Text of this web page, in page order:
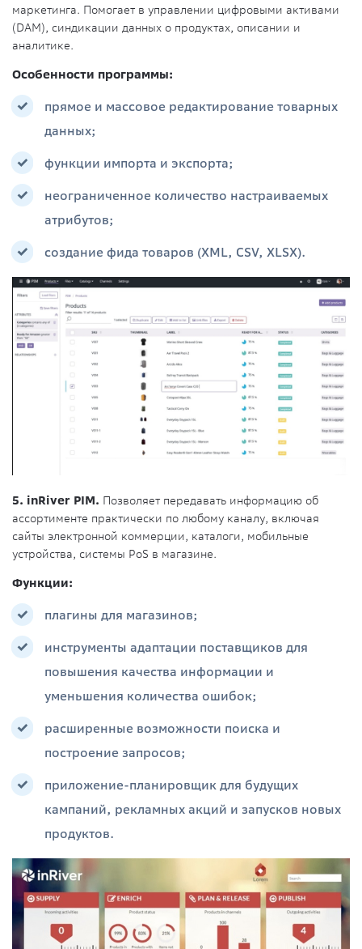
маркетинга. Помогает в управлении цифровыми активами
(DAM), синдикации данных о продуктах, описании и
аналитике.
Особенности программы:
прямое и массовое редактирование товарных
данных;
функции импорта и экспорта;
неограниченное количество настраиваемых
атрибутов;
создание фида товаров (XML, CSV, XLSX).
5. inRiver PIM. Позволяет передавать информацию об
ассортименте практически по любому каналу, включая
сайты электронной коммерции, каталоги, мобильные
устройства, системы PoS в магазине.
Функции:
плагины для магазинов;
инструменты адаптации поставщиков для
повышения качества информации и
уменьшения количества ошибок;
расширенные возможности поиска и
построение запросов;
приложение-планировщик для будущих
кампаний, рекламных акций и запусков новых
продуктов.